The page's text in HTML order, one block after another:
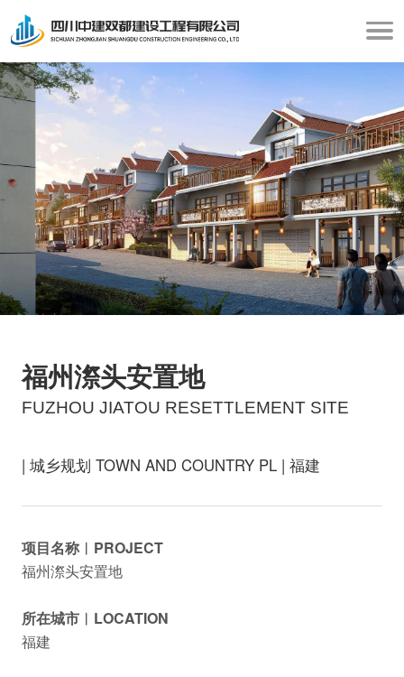
福州漈头安置地
FUZHOU JIATOU RESETTLEMENT SITE
| 城乡规划 TOWN AND COUNTRY PL | 福建
项目名称︱PROJECT
福州漈头安置地
所在城市︱LOCATION
福建